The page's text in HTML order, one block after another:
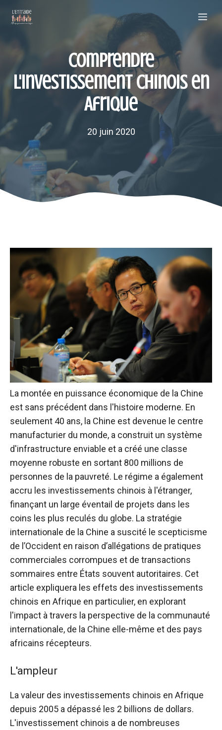
Comprendre
l'investissement chinois en
Afrique
20 juin 2020
La montée en puissance économique de la Chine
est sans précédent dans l'histoire moderne. En
seulement 40 ans, la Chine est devenue le centre
manufacturier du monde, a construit un système
d'infrastructure enviable et a créé une classe
moyenne robuste en sortant 800 millions de
personnes de la pauvreté. Le régime a également
accru les investissements chinois à l'étranger,
finançant un large éventail de projets dans les
coins les plus reculés du globe. La stratégie
internationale de la Chine a suscité le scepticisme
de l’Occident en raison d’allégations de pratiques
commerciales corrompues et de transactions
sommaires entre États souvent autoritaires. Cet
article expliquera les effets des investissements
chinois en Afrique en particulier, en explorant
l'impact à travers la perspective de la communauté
internationale, de la Chine elle-même et des pays
africains récepteurs.
L'ampleur
La valeur des investissements chinois en Afrique
depuis 2005 a dépassé les 2 billions de dollars.
L'investissement chinois a de nombreuses